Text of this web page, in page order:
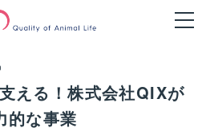
える！株式会社QIXが
的な事業